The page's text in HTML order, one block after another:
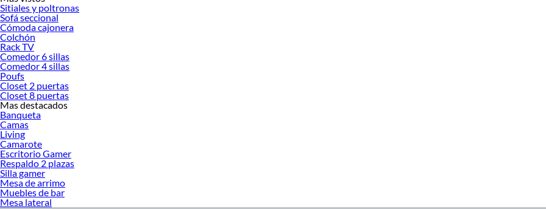
Sitiales y poltronas
Sofá seccional
Cómoda cajonera
Colchón
Rack TV
Comedor 6 sillas
Comedor 4 sillas
Poufs
Closet 2 puertas
Closet 8 puertas
Mas destacados
Banqueta
Camas
Living
Camarote
Escritorio Gamer
Respaldo 2 plazas
Silla gamer
Mesa de arrimo
Muebles de bar
Mesa lateral